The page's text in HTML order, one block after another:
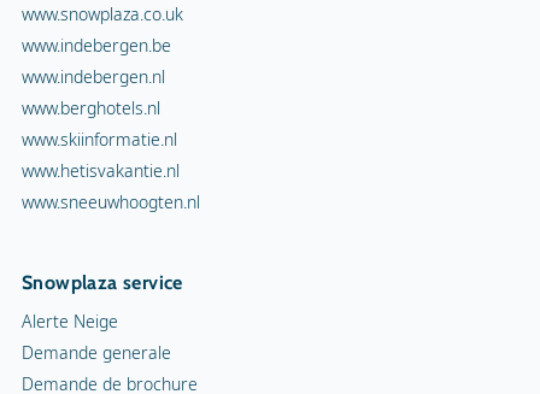
www.snowplaza.co.uk
www.indebergen.be
www.indebergen.nl
www.berghotels.nl
www.skiinformatie.nl
www.hetisvakantie.nl
www.sneeuwhoogten.nl
Snowplaza service
Alerte Neige
Demande generale
Demande de brochure